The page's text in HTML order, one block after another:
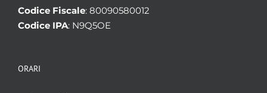
Codice Fiscale: 80090580012
Codice IPA: N9Q5OE
ORARI